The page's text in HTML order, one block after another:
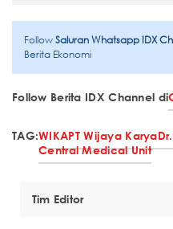
FollowSaluran Whatsapp IDX
Berita Ekonomi
Follow Berita IDX Channel di
TAG:WIKAPT Wijaya Karya
Central Medical Unit
Tim Editor